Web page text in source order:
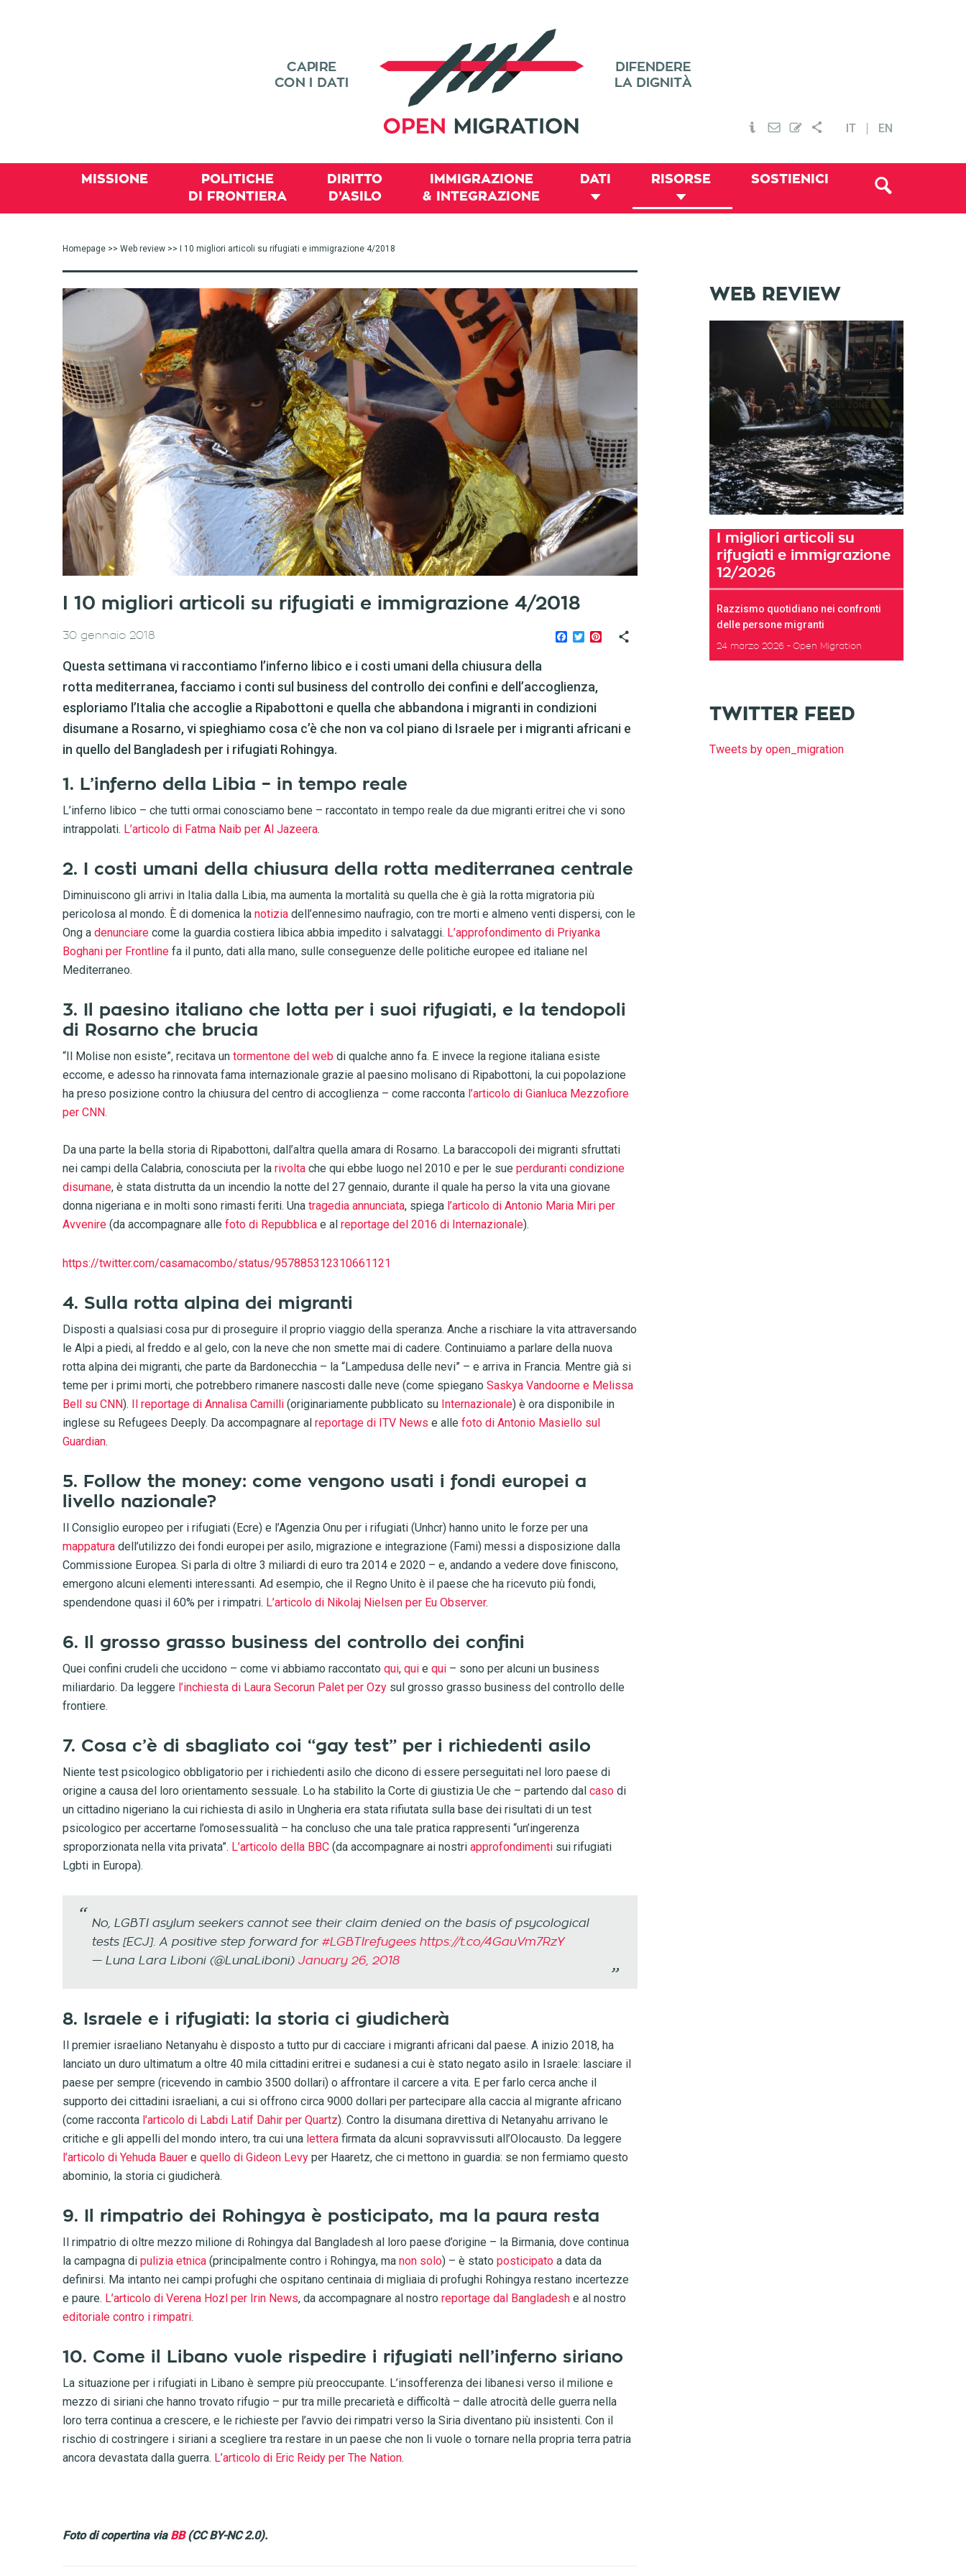
IT EN
MISSIONE
POLITICHE
DI FRONTIERA
DIRITTO
D’ASILO
IMMIGRAZIONE
& INTEGRAZIONE
DATI RISORSE SOSTIENICI
Homepage >> Web review >> I 10 migliori articoli su rifugiati e immigrazione 4/2018
I 10 migliori articoli su rifugiati e immigrazione 4/2018
Facebook
TwitterPinterest
30 gennaio 2018
Questa settimana vi raccontiamo l’inferno libico e i costi umani della chiusura della
rotta mediterranea, facciamo i conti sul business del controllo dei confini e dell’accoglienza,
esploriamo l’Italia che accoglie a Ripabottoni e quella che abbandona i migranti in condizioni
disumane a Rosarno, vi spieghiamo cosa c’è che non va col piano di Israele per i migranti africani e
in quello del Bangladesh per i rifugiati Rohingya.
1. L’inferno della Libia – in tempo reale
L’inferno libico – che tutti ormai conosciamo bene – raccontato in tempo reale da due migranti eritrei che vi sono
intrappolati. L’articolo di Fatma Naib per Al Jazeera.
2. I costi umani della chiusura della rotta mediterranea centrale
Diminuiscono gli arrivi in Italia dalla Libia, ma aumenta la mortalità su quella che è già la rotta migratoria più
pericolosa al mondo. È di domenica la notizia dell’ennesimo naufragio, con tre morti e almeno venti dispersi, con le
Ong a denunciare come la guardia costiera libica abbia impedito i salvataggi. L’approfondimento di Priyanka
Boghani per Frontline fa il punto, dati alla mano, sulle conseguenze delle politiche europee ed italiane nel
Mediterraneo.
3. Il paesino italiano che lotta per i suoi rifugiati, e la tendopoli
di Rosarno che brucia
“Il Molise non esiste”, recitava un tormentone del web di qualche anno fa. E invece la regione italiana esiste
eccome, e adesso ha rinnovata fama internazionale grazie al paesino molisano di Ripabottoni, la cui popolazione
ha preso posizione contro la chiusura del centro di accoglienza – come racconta l’articolo di Gianluca Mezzofiore
per CNN.
Da una parte la bella storia di Ripabottoni, dall’altra quella amara di Rosarno. La baraccopoli dei migranti sfruttati
nei campi della Calabria, conosciuta per la rivolta che qui ebbe luogo nel 2010 e per le sue perduranti condizione
disumane, è stata distrutta da un incendio la notte del 27 gennaio, durante il quale ha perso la vita una giovane
donna nigeriana e in molti sono rimasti feriti. Una tragedia annunciata, spiega l’articolo di Antonio Maria Miri per
Avvenire (da accompagnare alle foto di Repubblica e al reportage del 2016 di Internazionale).
https://twitter.com/casamacombo/status/957885312310661121
4. Sulla rotta alpina dei migranti
Disposti a qualsiasi cosa pur di proseguire il proprio viaggio della speranza. Anche a rischiare la vita attraversando
le Alpi a piedi, al freddo e al gelo, con la neve che non smette mai di cadere. Continuiamo a parlare della nuova
rotta alpina dei migranti, che parte da Bardonecchia – la “Lampedusa delle nevi” – e arriva in Francia. Mentre già si
teme per i primi morti, che potrebbero rimanere nascosti dalle neve (come spiegano Saskya Vandoorne e Melissa
Bell su CNN). Il reportage di Annalisa Camilli (originariamente pubblicato su Internazionale) è ora disponibile in
inglese su Refugees Deeply. Da accompagnare al reportage di ITV News e alle foto di Antonio Masiello sul
Guardian.
5. Follow the money: come vengono usati i fondi europei a
livello nazionale?
Il Consiglio europeo per i rifugiati (Ecre) e l’Agenzia Onu per i rifugiati (Unhcr) hanno unito le forze per una
mappatura dell’utilizzo dei fondi europei per asilo, migrazione e integrazione (Fami) messi a disposizione dalla
Commissione Europea. Si parla di oltre 3 miliardi di euro tra 2014 e 2020 – e, andando a vedere dove finiscono,
emergono alcuni elementi interessanti. Ad esempio, che il Regno Unito è il paese che ha ricevuto più fondi,
spendendone quasi il 60% per i rimpatri. L’articolo di Nikolaj Nielsen per Eu Observer.
6. Il grosso grasso business del controllo dei confini
Quei confini crudeli che uccidono – come vi abbiamo raccontato qui, qui e qui – sono per alcuni un business
miliardario. Da leggere l’inchiesta di Laura Secorun Palet per Ozy sul grosso grasso business del controllo delle
frontiere.
7. Cosa c’è di sbagliato coi “gay test” per i richiedenti asilo
Niente test psicologico obbligatorio per i richiedenti asilo che dicono di essere perseguitati nel loro paese di
origine a causa del loro orientamento sessuale. Lo ha stabilito la Corte di giustizia Ue che – partendo dal caso di
un cittadino nigeriano la cui richiesta di asilo in Ungheria era stata rifiutata sulla base dei risultati di un test
psicologico per accertarne l’omosessualità – ha concluso che una tale pratica rappresenti “un’ingerenza
sproporzionata nella vita privata”. L’articolo della BBC (da accompagnare ai nostri approfondimenti sui rifugiati
Lgbti in Europa).
No, LGBTI asylum seekers cannot see their claim denied on the basis of psycological
tests [ECJ]. A positive step forward for #LGBTIrefugees https://t.co/4GauVm7RzY
— Luna Lara Liboni (@LunaLiboni) January 26, 2018
8. Israele e i rifugiati: la storia ci giudicherà
Il premier israeliano Netanyahu è disposto a tutto pur di cacciare i migranti africani dal paese. A inizio 2018, ha
lanciato un duro ultimatum a oltre 40 mila cittadini eritrei e sudanesi a cui è stato negato asilo in Israele: lasciare il
paese per sempre (ricevendo in cambio 3500 dollari) o affrontare il carcere a vita. E per farlo cerca anche il
supporto dei cittadini israeliani, a cui si offrono circa 9000 dollari per partecipare alla caccia al migrante africano
(come racconta l’articolo di Labdi Latif Dahir per Quartz). Contro la disumana direttiva di Netanyahu arrivano le
critiche e gli appelli del mondo intero, tra cui una lettera firmata da alcuni sopravvissuti all’Olocausto. Da leggere
l’articolo di Yehuda Bauer e quello di Gideon Levy per Haaretz, che ci mettono in guardia: se non fermiamo questo
abominio, la storia ci giudicherà.
9. Il rimpatrio dei Rohingya è posticipato, ma la paura resta
Il rimpatrio di oltre mezzo milione di Rohingya dal Bangladesh al loro paese d’origine – la Birmania, dove continua
la campagna di pulizia etnica (principalmente contro i Rohingya, ma non solo) – è stato posticipato a data da
definirsi. Ma intanto nei campi profughi che ospitano centinaia di migliaia di profughi Rohingya restano incertezze
e paure. L’articolo di Verena Hozl per Irin News, da accompagnare al nostro reportage dal Bangladesh e al nostro
editoriale contro i rimpatri.
10. Come il Libano vuole rispedire i rifugiati nell’inferno siriano
La situazione per i rifugiati in Libano è sempre più preoccupante. L’insofferenza dei libanesi verso il milione e
mezzo di siriani che hanno trovato rifugio – pur tra mille precarietà e difficoltà – dalle atrocità delle guerra nella
loro terra continua a crescere, e le richieste per l’avvio dei rimpatri verso la Siria diventano più insistenti. Con il
rischio di costringere i siriani a scegliere tra restare in un paese che non li vuole o tornare nella propria terra patria
ancora devastata dalla guerra. L’articolo di Eric Reidy per The Nation.
Foto di copertina via BB(CC BY-NC 2.0).
WEB REVIEW
I migliori articoli su
rifugiati e immigrazione
12/2026
Razzismo quotidiano nei confronti
delle persone migranti
24 marzo 2026 Open Migration
TWITTER FEED
Tweets by open_migration